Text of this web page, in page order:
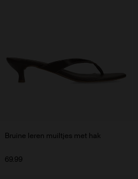
Bruine leren muiltjes met hak
69.99